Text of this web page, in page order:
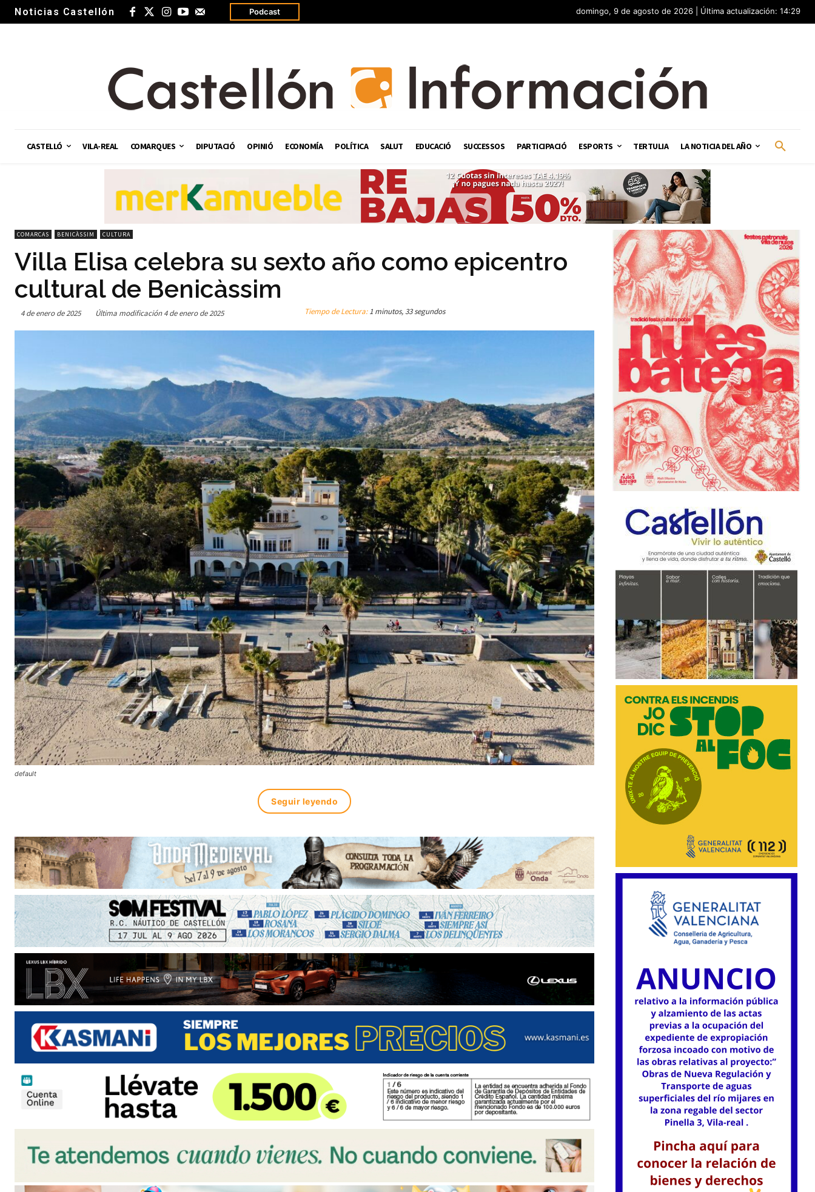
Noticias Castellón Podcast domingo, 9 de agosto de 2026 | Última actualización: 14:29
CASTELLÓ VILA-REAL COMARQUES DIPUTACIÓ OPINIÓ ECONOMÍA POLÍTICA SALUT EDUCACIÓ SUCCESSOS PARTICIPACIÓ ESPORTS TERTULIA LA NOTICIA DEL AÑO
COMARCAS BENICÀSSIM CULTURA
Villa Elisa celebra su sexto año como epicentro
cultural de Benicàssim
4 de enero de 2025 Última modificación 4 de enero de 2025 Tiempo de Lectura:1 minutos, 33 segundos
default
Seguir leyendo